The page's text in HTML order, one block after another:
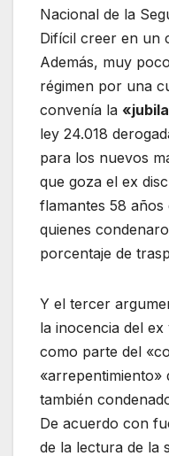
Nacional de la
Difícil creer en un
Además, muy
régimen por una
convenía la
ley 24.018
para los nuevos
que goza el ex
flamantes 58 años
quienes
porcentaje de
Y el tercer
la inocencia del
como parte del
«arrepentimiento»
también
De acuerdo con
de la lectura de la